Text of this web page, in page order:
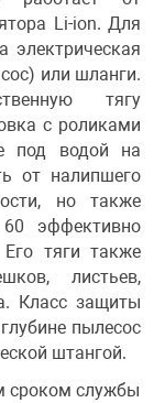
Li-ion. Для
электрическая
или шланги.
тягу
с роликами
под водой на
от налипшего
но также
эффективно
тяги также
листьев,
Класс защиты
пылесос
штангой.
сроком службы